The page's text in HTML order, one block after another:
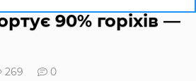
90% горіхів —
269 0